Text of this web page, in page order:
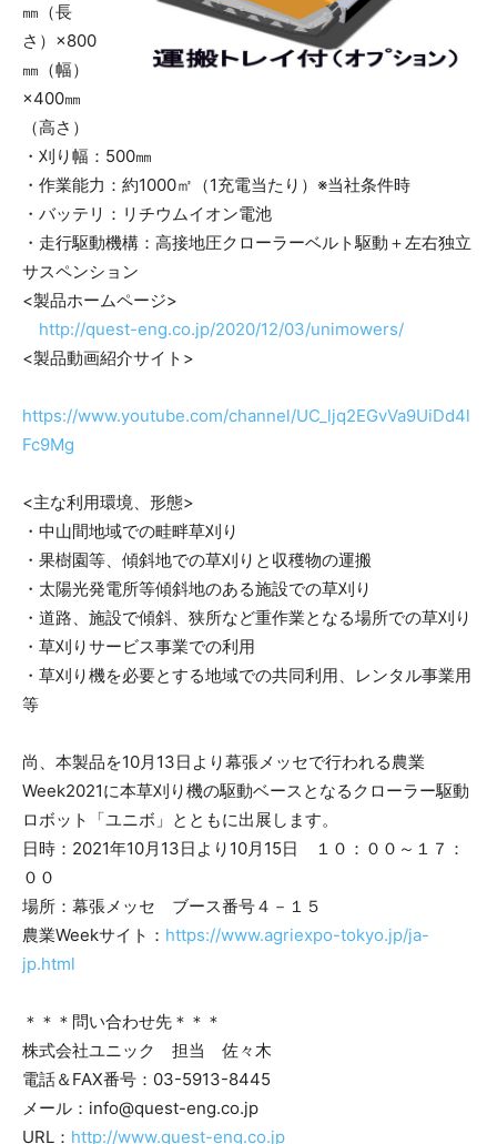
㎜（長
さ）×800
㎜（幅）
×400㎜
（高さ）
・刈り幅：500㎜
・作業能力：約1000㎡（1充電当たり）※当社条件時
・バッテリ：リチウムイオン電池
・走行駆動機構：高接地圧クローラーベルト駆動＋左右独立
サスペンション
<製品ホームページ>
http://quest-eng.co.jp/2020/12/03/unimowers/
<製品動画紹介サイト>
https://www.youtube.com/channel/UC_ljq2EGvVa9UiDd4l
Fc9Mg
<主な利用環境、形態>
・中山間地域での畦畔草刈り
・果樹園等、傾斜地での草刈りと収穫物の運搬
・太陽光発電所等傾斜地のある施設での草刈り
・道路、施設で傾斜、狭所など重作業となる場所での草刈り
・草刈りサービス事業での利用
・草刈り機を必要とする地域での共同利用、レンタル事業用
等
尚、本製品を10月13日より幕張メッセで行われる農業
Week2021に本草刈り機の駆動ベースとなるクローラー駆動
ロボット「ユニボ」とともに出展します。
日時：2021年10月13日より10月15日 １０：００～１７：
００
場所：幕張メッセ ブース番号４－１５
農業Weekサイト： https://www.agriexpo-tokyo.jp/ja-
jp.html
＊＊＊問い合わせ先＊＊＊
株式会社ユニック 担当 佐々木
電話＆FAX番号：03-5913-8445
メール：info@quest-eng.co.jp
URL： http://www.quest-eng.co.jp